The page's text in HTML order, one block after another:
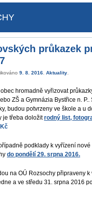
průkazek
9. 8. 2016 Aktuality
obec hromadně vyřizovat
ZŠ a Gymnázia Bystřice n. P..
budou potvrzeny ve škole a u
je třeba doložitrodný list,
Kč
podklady k vyřízení
do pondělí 29. srpna 2016.
na OÚ Rozsochy připraveny k
a ve středu 31. srpna 2016